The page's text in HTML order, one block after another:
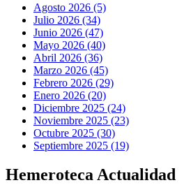
Agosto 2026 (5)
Julio 2026 (34)
Junio 2026 (47)
Mayo 2026 (40)
Abril 2026 (36)
Marzo 2026 (45)
Febrero 2026 (29)
Enero 2026 (20)
Diciembre 2025 (24)
Noviembre 2025 (23)
Octubre 2025 (30)
Septiembre 2025 (19)
Hemeroteca Actualidad